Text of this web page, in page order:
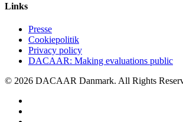
Links
Presse
Cookiepolitik
Privacy policy
DACAAR: Making evaluations public
© 2026 DACAAR Danmark. All Rights